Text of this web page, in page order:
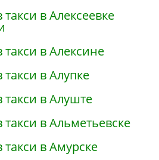
в Алексеевке
в Алексине
в Алупке
в Алуште
в Альметьевске
в Амурске